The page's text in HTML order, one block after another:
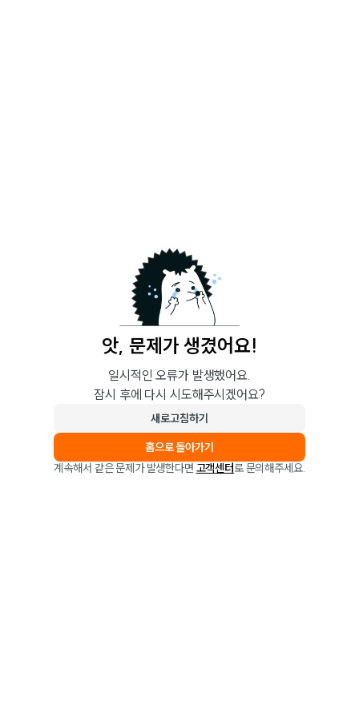
앗, 문제가 생겼어요!
일시적인 오류가 발생했어요.
잠시 후에 다시 시도해주시겠어요?
새로고침하기
홈으로 돌아가기
계속해서 같은 문제가 발생한다면 고객센터로 문의해주세요.